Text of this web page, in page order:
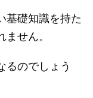
基礎知識を持た
ません。
るのでしょう